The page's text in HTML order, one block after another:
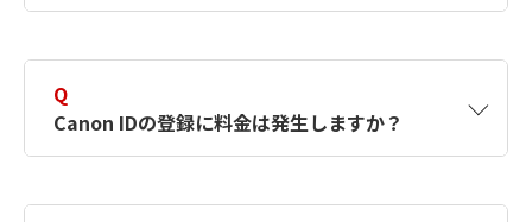
択したサービスから取得します。アカウントを
簡単に作成できるように、この情報を使用して
Canon IDの登録フォームを入力します。
Q
Canon IDの登録に料金は発生しますか？